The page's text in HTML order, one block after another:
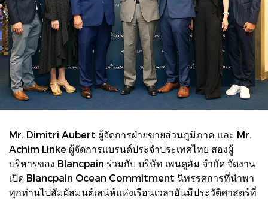
Mr. Dimitri Aubert ผู้จัดการฝ่ายขายส่วนภูมิภาค และ Mr.
Achim Linke ผู้จัดการแบรนด์ประจำประเทศไทย สองผู้
บริหารของ Blancpain ร่วมกับ บริษัท เพนดูลัม จำกัด จัดงาน
เปิด Blancpain Ocean Commitment นิทรรศการที่นำพา
ทุกท่านไปสัมผัสมนต์เสน่ห์แห่งเรือนเวลาอันมีประวัติศาสตร์ที่